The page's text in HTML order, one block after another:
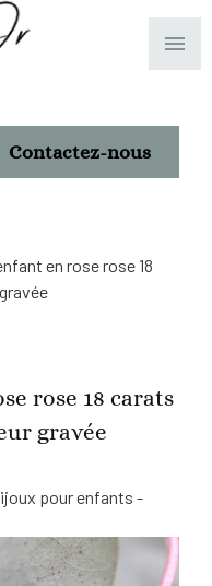
menu
Contactez-nous
en rose rose 18
rose 18 carats
gravée
pour enfants -